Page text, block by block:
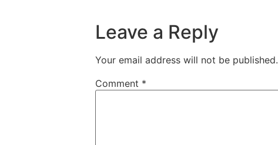
Leave a Reply
Your email address will not be published.
Comment *